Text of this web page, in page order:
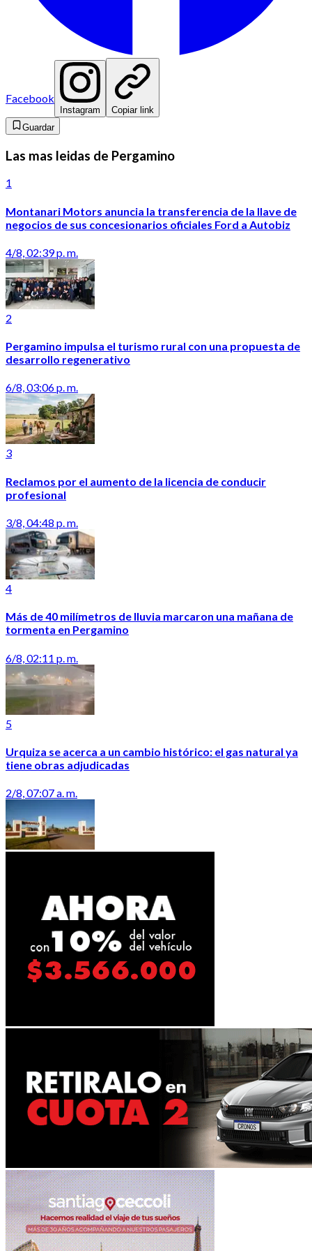
Facebook
Instagram
Copiar link
Guardar
Las mas leidas de Pergamino
1
Montanari Motors anuncia la transferencia de la llave de
negocios de sus concesionarios oficiales Ford a Autobiz
4/8, 02:39 p. m.
2
Pergamino impulsa el turismo rural con una propuesta de
desarrollo regenerativo
6/8, 03:06 p. m.
3
Reclamos por el aumento de la licencia de conducir
profesional
3/8, 04:48 p. m.
4
Más de 40 milímetros de lluvia marcaron una mañana de
tormenta en Pergamino
6/8, 02:11 p. m.
5
Urquiza se acerca a un cambio histórico: el gas natural ya
tiene obras adjudicadas
2/8, 07:07 a. m.